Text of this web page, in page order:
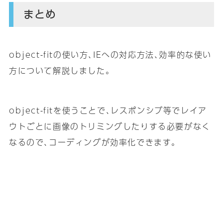
まとめ
object-fitの使い方､IEへの対応方法､効率的な使い
方について解説しました｡
object-fitを使うことで､レスポンシブ等でレイア
ウトごとに画像のトリミングしたりする必要がなく
なるので､コーディングが効率化できます｡